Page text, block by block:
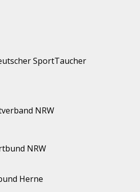
SportTaucher
NRW
NRW
Herne